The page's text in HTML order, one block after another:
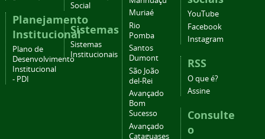
Planejamento
Institucional
Plano de
Desenvolvimento
Institucional
- PDI
Social
Sistemas
Sistemas
Institucionais
Muriaé
Rio
Pomba
Santos
Dumont
São João
del-Rei
Avançado
Bom
Sucesso
Avançado
Cataguases
YouTube
Facebook
Instagram
RSS
O que é?
Assine
Consulte
o